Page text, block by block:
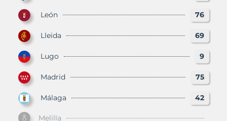
León 76
Lleida 69
Lugo 9
Madrid 75
Málaga 42
Melilla